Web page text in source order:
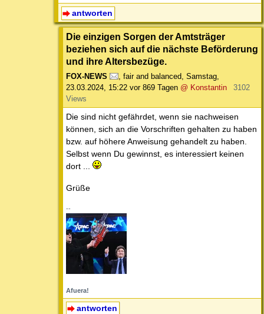
antworten
Die einzigen Sorgen der Amtsträger
beziehen sich auf die nächste Beförderung
und ihre Altersbezüge.
FOX-NEWS , fair and balanced, Samstag,
23.03.2024, 15:22 vor 869 Tagen @ Konstantin
3102
Views
Die sind nicht gefährdet, wenn sie nachweisen
können, sich an die Vorschriften gehalten zu haben
bzw. auf höhere Anweisung gehandelt zu haben.
Selbst wenn Du gewinnst, es interessiert keinen
dort ...
Grüße
--
Afuera!
antworten